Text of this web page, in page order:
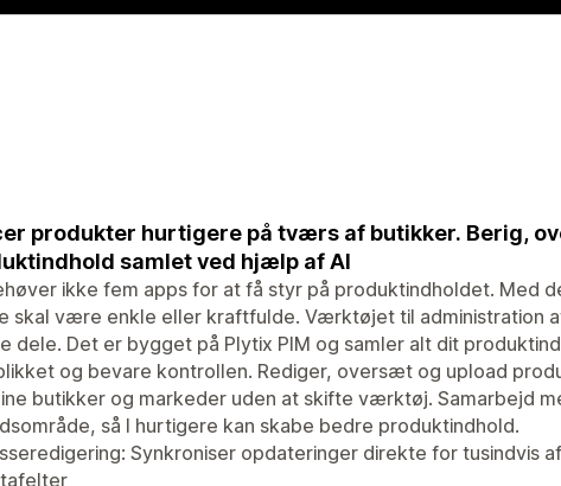
produkter hurtigere på tværs af butikker. Berig,
samlet ved hjælp af AI
ikke fem apps for at få styr på produktindholdet.
skal være enkle eller kraftfulde. Værktøjet til administration
dele. Det er bygget på Plytix PIM og samler alt dit
og bevare kontrollen. Rediger, oversæt og upload
butikker og markeder uden at skifte værktøj. Samarbejd
så I hurtigere kan skabe bedre produktindhold.
Synkroniser opdateringer direkte for tusindvis